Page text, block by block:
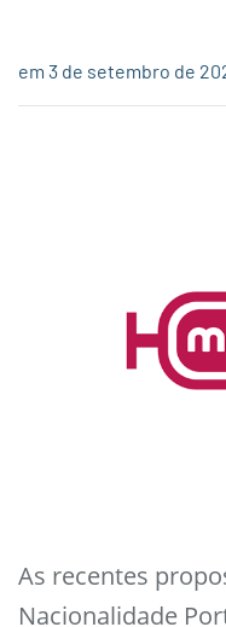
em 3 de setembro de
As recentes
Nacionalidade